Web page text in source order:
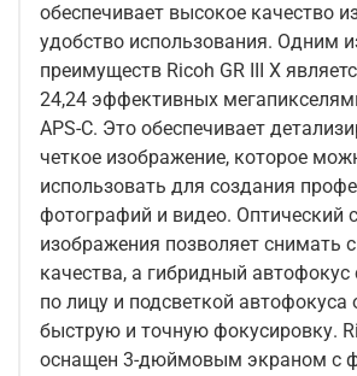
обеспечивает высокое качество
удобство использования. Одним из ключевых
преимуществ Ricoh GR III X
24,24 эффективных
APS-C. Это обеспечивает
четкое изображение, которое
использовать для создания
фотографий и видео. Оптический стабилизатор
изображения позволяет снимать
качества, а гибридный
по лицу и подсветкой автофокуса
быструю и точную фокусировку. Ricoh GR III X
оснащен 3-дюймовым экраном с